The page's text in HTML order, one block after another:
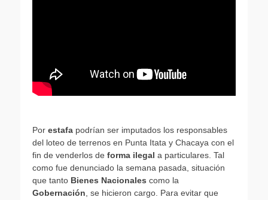
Por estafa podrían ser imputados los responsables
del loteo de terrenos en Punta Itata y Chacaya con el
fin de venderlos de forma ilegal a particulares. Tal
como fue denunciado la semana pasada, situación
que tanto Bienes Nacionales como la
Gobernación, se hicieron cargo. Para evitar que